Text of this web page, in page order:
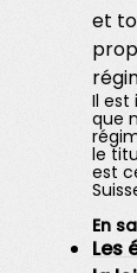
et
Il
que
le
est
En
Les